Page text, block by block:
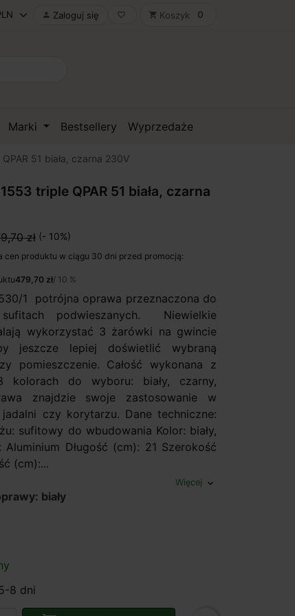
 Zaloguj się favorite_border shopping_cart Koszyk 0
Marki Bestsellery Wyprzedaże
51 biała, czarna 230V
triple QPAR 51 biała, czarna
zł (- 10%)
cen produktu w ciągu 30 dni przed promocją:
479,70 zł/ 10 %
1 potrójna oprawa przeznaczona do
podwieszanych. Niewielkie
wykorzystać 3 żarówki na gwincie
jeszcze lepiej doświetlić wybraną
pomieszczenie. Całość wykonana z
kolorach do wyboru: biały, czarny,
znajdzie swoje zastosowanie w
jadalni czy korytarzu. Dane techniczne:
sufitowy do wbudowania Kolor: biały,
Aluminium Długość (cm): 21 Szerokość
(cm):...
Więcej expand_more
biały
8 dni